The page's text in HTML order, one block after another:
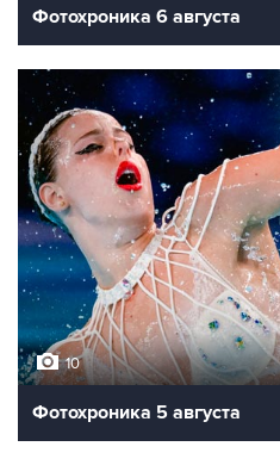
Фотохроника 6 августа
10
Фотохроника 5 августа